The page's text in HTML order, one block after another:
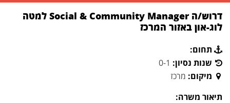
דרוש/ה Social & Community Manager למטה
לוג-און באזור המרכז
תחום:
שנות נסיון: 0-1
מיקום: מרכז
תיאור משרה: